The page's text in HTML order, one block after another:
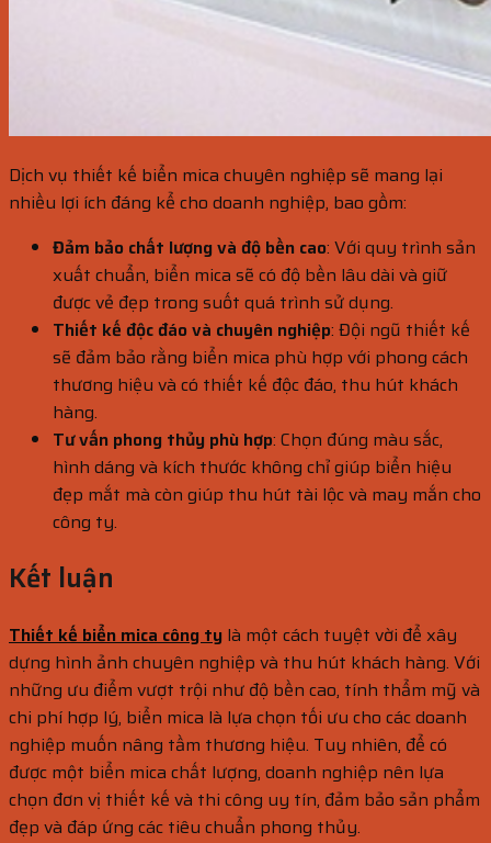
Dịch vụ thiết kế biển mica chuyên nghiệp sẽ mang lại
nhiều lợi ích đáng kể cho doanh nghiệp, bao gồm:
Đảm bảo chất lượng và độ bền cao: Với quy trình sản
xuất chuẩn, biển mica sẽ có độ bền lâu dài và giữ
được vẻ đẹp trong suốt quá trình sử dụng.
Thiết kế độc đáo và chuyên nghiệp: Đội ngũ thiết kế
sẽ đảm bảo rằng biển mica phù hợp với phong cách
thương hiệu và có thiết kế độc đáo, thu hút khách
hàng.
Tư vấn phong thủy phù hợp: Chọn đúng màu sắc,
hình dáng và kích thước không chỉ giúp biển hiệu
đẹp mắt mà còn giúp thu hút tài lộc và may mắn cho
công ty.
Kết luận
Thiết kế biển mica công ty là một cách tuyệt vời để xây
dựng hình ảnh chuyên nghiệp và thu hút khách hàng. Với
những ưu điểm vượt trội như độ bền cao, tính thẩm mỹ và
chi phí hợp lý, biển mica là lựa chọn tối ưu cho các doanh
nghiệp muốn nâng tầm thương hiệu. Tuy nhiên, để có
được một biển mica chất lượng, doanh nghiệp nên lựa
chọn đơn vị thiết kế và thi công uy tín, đảm bảo sản phẩm
đẹp và đáp ứng các tiêu chuẩn phong thủy.